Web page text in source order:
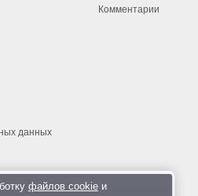
Комментарии
данных
файлов cookieи